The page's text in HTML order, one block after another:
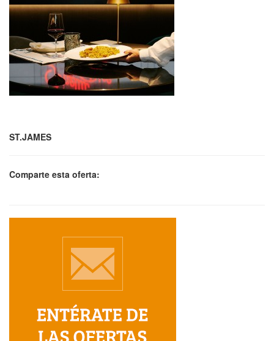
ST.JAMES
Comparte esta oferta: